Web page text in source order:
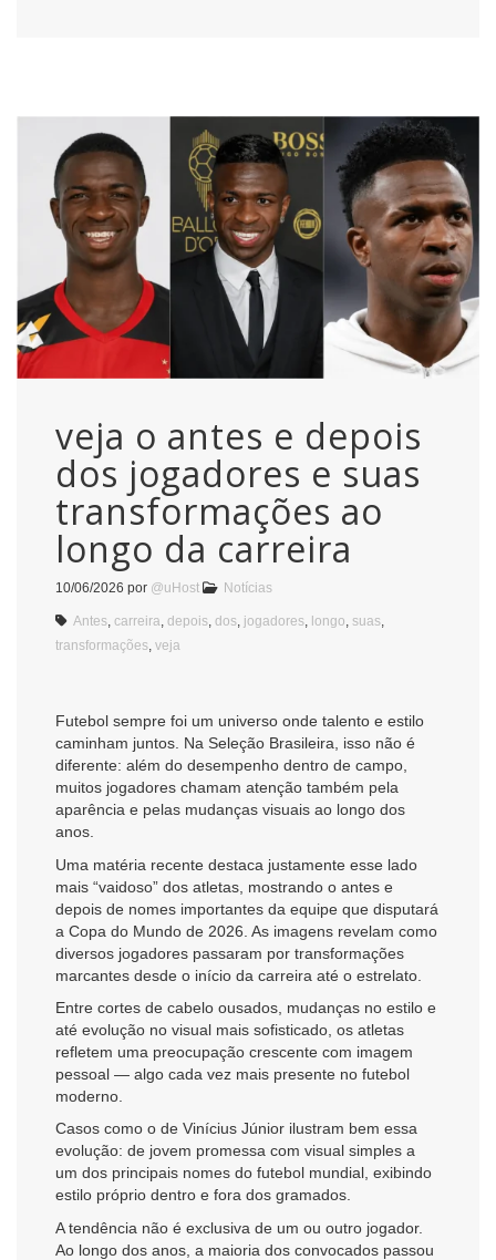
veja o antes e depois
dos jogadores e suas
transformações ao
longo da carreira
10/06/2026 por @uHost Notícias
Antes carreira depois dos jogadores longo suas
transformações veja
Futebol sempre foi um universo onde talento e estilo
caminham juntos. Na Seleção Brasileira, isso não é
diferente: além do desempenho dentro de campo,
muitos jogadores chamam atenção também pela
aparência e pelas mudanças visuais ao longo dos
anos.
Uma matéria recente destaca justamente esse lado
mais “vaidoso” dos atletas, mostrando o antes e
depois de nomes importantes da equipe que disputará
a Copa do Mundo de 2026. As imagens revelam como
diversos jogadores passaram por transformações
marcantes desde o início da carreira até o estrelato.
Entre cortes de cabelo ousados, mudanças no estilo e
até evolução no visual mais sofisticado, os atletas
refletem uma preocupação crescente com imagem
pessoal — algo cada vez mais presente no futebol
moderno.
Casos como o de Vinícius Júnior ilustram bem essa
evolução: de jovem promessa com visual simples a
um dos principais nomes do futebol mundial, exibindo
estilo próprio dentro e fora dos gramados.
A tendência não é exclusiva de um ou outro jogador.
Ao longo dos anos, a maioria dos convocados passou